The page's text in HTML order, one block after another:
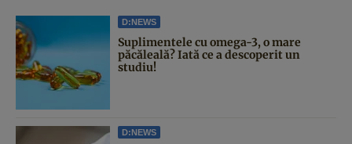
D:NEWS
Suplimentele cu omega-3, o mare
păcăleală? Iată ce a descoperit un
studiu!
D:NEWS